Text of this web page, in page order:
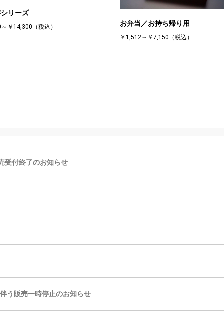
リーズ
～￥14,300（税込） お弁当／お持ち帰り用
￥1,512～￥7,150（税込）
受付終了のお知らせ
う販売一時停止のお知らせ